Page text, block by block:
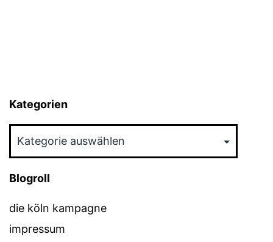
Kategorien
Blogroll
die köln kampagne
impressum